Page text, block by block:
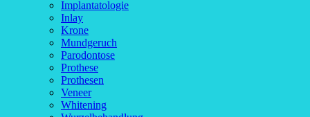
Implantatologie
Inlay
Krone
Mundgeruch
Parodontose
Prothese
Prothesen
Veneer
Whitening